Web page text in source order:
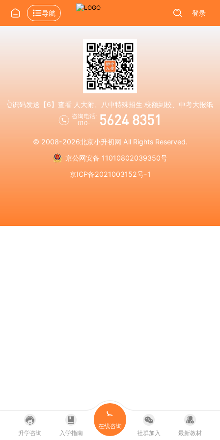
导航 登录
👆识码发送【6】查看 人大附、八中特殊招生 校额到校、中考大报纸
咨询电话:
010-
5624 8351
© 2008-2026北京小升初网 All Rights Reserved.
京公网安备 11010802039350号
京ICP备2021003152号-1
升学咨询 入学指南
在线咨询
社群加入
最新教材